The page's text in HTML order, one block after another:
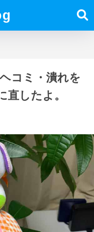
コミ・潰れを
直したよ。